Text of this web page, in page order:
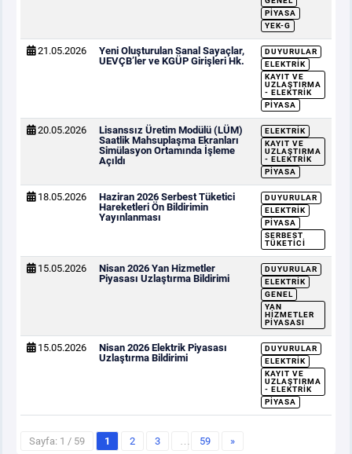
PIYASA
YEK-G
21.05.2026
Yeni Oluşturulan Sanal Sayaçlar,
UEVÇB’ler ve KGÜP Girişleri Hk.
DUYURULAR
ELEKTRIK
KAYIT VE
UZLAŞTIRMA
- ELEKTRIK
PIYASA
20.05.2026
Lisanssız Üretim Modülü (LÜM)
Saatlik Mahsuplaşma Ekranları
Simülasyon Ortamında İşleme
Açıldı
ELEKTRIK
KAYIT VE
UZLAŞTIRMA
- ELEKTRIK
PIYASA
18.05.2026
Haziran 2026 Serbest Tüketici
Hareketleri Ön Bildirimin
Yayınlanması
DUYURULAR
ELEKTRIK
PIYASA
SERBEST
TÜKETICI
15.05.2026
Nisan 2026 Yan Hizmetler
Piyasası Uzlaştırma Bildirimi
DUYURULAR
ELEKTRIK
GENEL
YAN
HIZMETLER
PIYASASI
15.05.2026
Nisan 2026 Elektrik Piyasası
Uzlaştırma Bildirimi
DUYURULAR
ELEKTRIK
KAYIT VE
UZLAŞTIRMA
- ELEKTRIK
PIYASA
Sayfa: 1 / 59 1 2 3 … 59 »